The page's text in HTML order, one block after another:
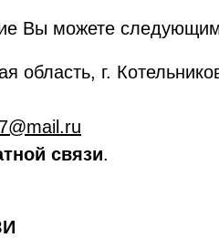
Вы можете
область, г.
связи.